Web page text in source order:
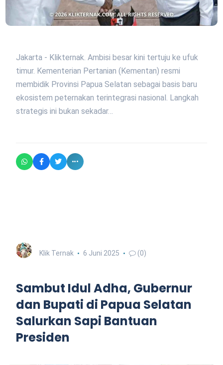
Jakarta - Klikternak. Ambisi besar kini tertuju ke ufuk
timur. Kementerian Pertanian (Kementan) resmi
membidik Provinsi Papua Selatan sebagai basis baru
ekosistem peternakan terintegrasi nasional. Langkah
strategis ini bukan sekadar…
Klik Ternak 6 Juni 2025 (0)
Sambut Idul Adha, Gubernur
dan Bupati di Papua Selatan
Salurkan Sapi Bantuan
Presiden